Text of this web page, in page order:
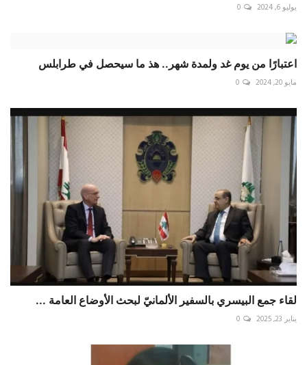
يوليو 6, 2024 0
اعتبارًا من يوم غد ولمدة شهر.. هذ ما سيحصل في طرابلس
مايو 20, 2024 0
لقاء جمع البيسري بالسفير الألمانيّ لبحث الأوضاع العامة ...
يناير 23, 2025 0